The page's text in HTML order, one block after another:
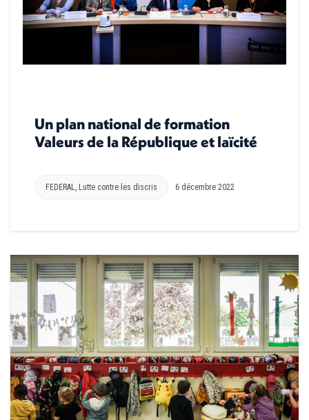
Un plan national de formation
Valeurs de la République et laïcité
FEDERAL, Lutte contre les discris 6 décembre 2022